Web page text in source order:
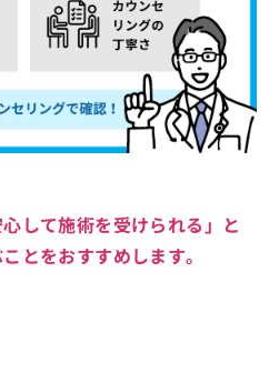
して施術を受けられる」と
とをおすすめします。